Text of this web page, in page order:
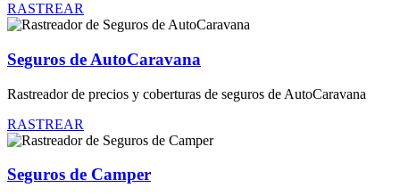
RASTREAR
Seguros de AutoCaravana
Rastreador de precios y coberturas de seguros de AutoCaravana
RASTREAR
Seguros de Camper